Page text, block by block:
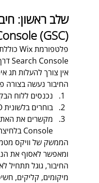
שלב ראשון:
(GSC)
Search Console דרך ממשק
אין צורך להעלות תג
החיבור נעשה בצורה
נכנסים ללוח
בוחרים בלשונית SEO.
Console בלחיצת כפתור.
ומאפשר לאסוף את
החיבור, גוגל תתחיל
מיקומים, קליקים,